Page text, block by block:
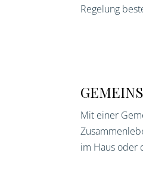
Regelung
Mit einer
im Haus oder